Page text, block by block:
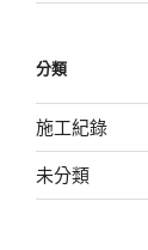
分類
施工紀錄
未分類